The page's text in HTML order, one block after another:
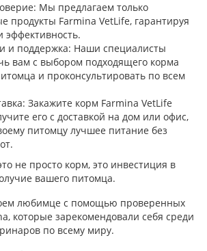
Мы предлагаем только
продукты Farmina VetLife, гарантируя
эффективность.
и поддержка: Наши специалисты
вам с выбором подходящего корма
и проконсультировать по всем
Закажите корм Farmina VetLife
его с доставкой на дом или офис,
питомцу лучшее питание без
не просто корм, это инвестиция в
вашего питомца.
любимце с помощью проверенных
которые зарекомендовали себя среди
по всему миру.